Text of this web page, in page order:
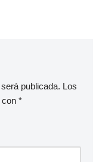
publicada. Los
con *